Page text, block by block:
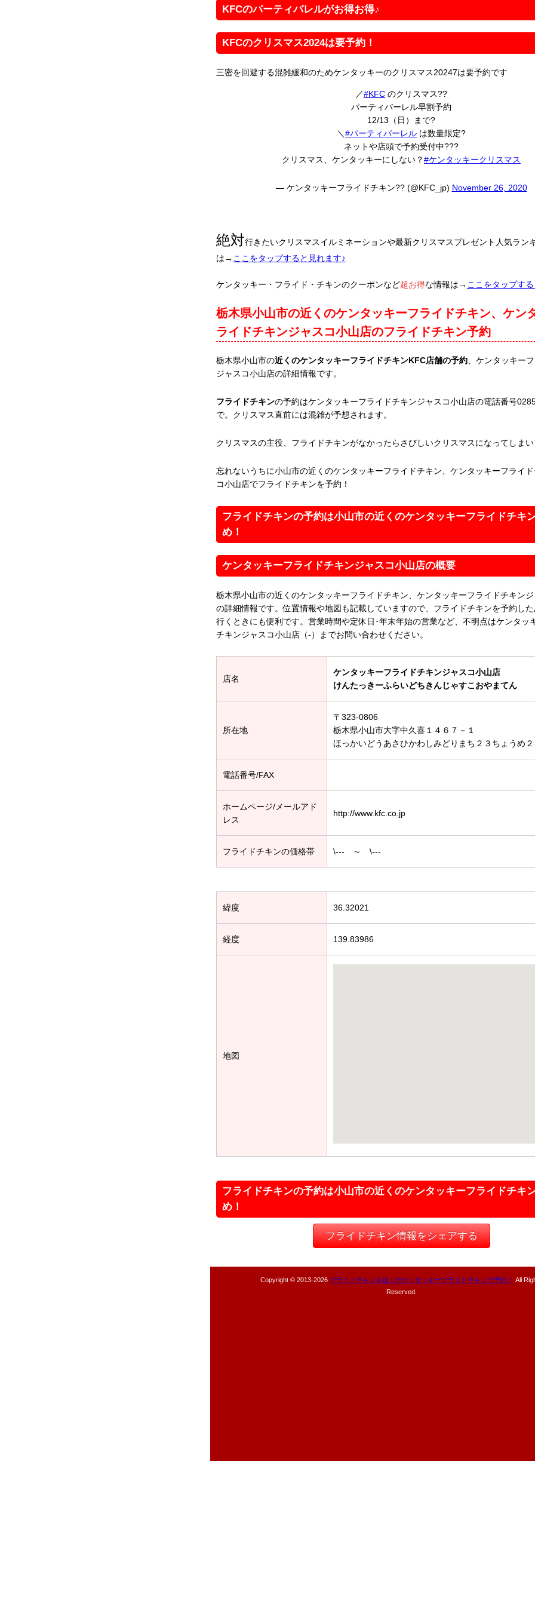
KFCのパーティバレルがお得お得♪
KFCのクリスマス2024は要予約！
三密を回避する混雑緩和のためケンタッキーのクリスマス20247は要予約です
／#KFC のクリスマス??
パーティバーレル早割予約
12/13（日）まで?
＼ #パーティバーレル は数量限定?
ネットや店頭で予約受付中???
クリスマス、ケンタッキーにしない？#ケンタッキークリスマス
— ケンタッキーフライドチキン?? (@KFC_jp) November 26, 2020
絶対行きたいクリスマスイルミネーションや最新クリスマスプレゼント人気ラン
は→ ここをタップすると見れます♪
ケンタッキー・フライド・チキンのクーポンなど超お得な情報は→ ここをタップす
栃木県小山市の近くのケンタッキーフライドチキン、ケン
ライドチキンジャスコ小山店のフライドチキン予約
栃木県小山市の近くのケンタッキーフライドチキンKFC店舗の予約 、ケンタッキー
ジャスコ小山店の詳細情報です。
フライドチキンの予約はケンタッキーフライドチキンジャスコ小山店の電話番号
で。クリスマス直前には混雑が予想されます。
クリスマスの主役、フライドチキンがなかったらさびしいクリスマスになってしまい
忘れないうちに小山市の近くのケンタッキーフライドチキン、ケンタッキーフライ
コ小山店でフライドチキンを予約！
フライドチキンの予約は小山市の近くのケンタッキーフライドチキ
め！
ケンタッキーフライドチキンジャスコ小山店の概要
栃木県小山市の近くのケンタッキーフライドチキン、ケンタッキーフライドチキン
の詳細情報です。位置情報や地図も記載していますので、フライドチキンを予約し
行くときにも便利です。営業時間や定休日･年末年始の営業など、不明点はケンタッ
チキンジャスコ小山店（-）までお問い合わせください。
店名
ケンタッキーフライドチキンジャスコ小山店
けんたっきーふらいどちきんじゃすこおやまてん
所在地
〒323-0806
栃木県小山市大字中久喜１４６７－１
ほっかいどうあさひかわしみどりまち２３ちょうめ２
電話番号/FAX
ホームページ/メールアド
レス
http://www.kfc.co.jp
フライドチキンの価格帯 \--- ～ \---
緯度 36.32021
経度 139.83986
地図
フライドチキンの予約は小山市の近くのケンタッキーフライドチキ
め！
フライドチキン情報をシェアする
Copyright © 2013-2026 フライドチキンを近くのケンタッキーフライドチキンで予約！
All
Reserved.